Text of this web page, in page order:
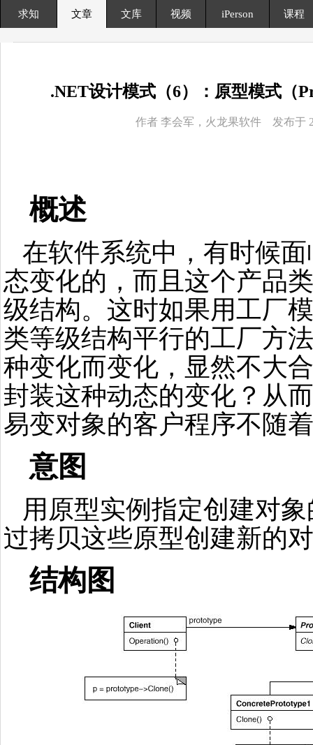
求知 文章 文库 视频 iPerson 课程
.NET设计模式（6）：原型模式（
作者 李会军，火龙果软件 发布于
概述
在软件系统中，有时候
态变化的，而且这个产品
级结构。这时如果用工厂
类等级结构平行的工厂方
种变化而变化，显然不大
封装这种动态的变化？从
易变对象的客户程序不随
意图
用原型实例指定创建对
过拷贝这些原型创建新的
结构图